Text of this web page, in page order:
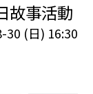
故事活動
30 (日) 16:30